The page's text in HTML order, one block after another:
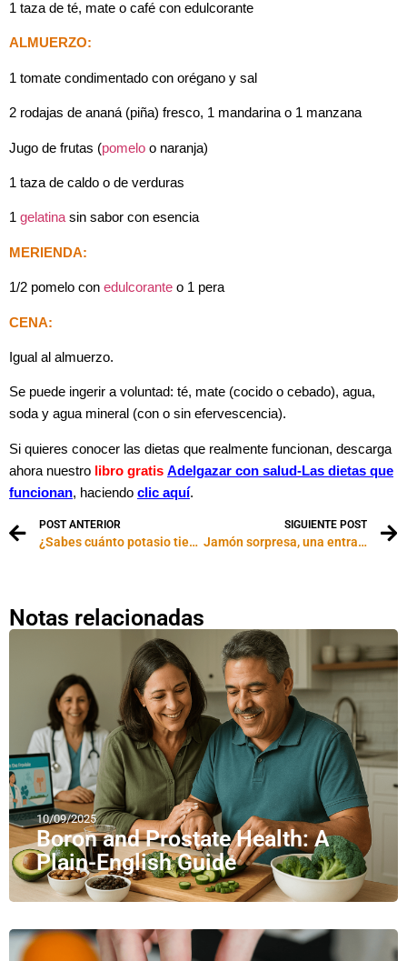
1 taza de té, mate o café con edulcorante
ALMUERZO:
1 tomate condimentado con orégano y sal
2 rodajas de ananá (piña) fresco, 1 mandarina o 1 manzana
Jugo de frutas (pomelo o naranja)
1 taza de caldo o de verduras
1 gelatinasin sabor con esencia
MERIENDA:
1/2 pomelo con edulcorante o 1 pera
CENA:
Igual al almuerzo.
Se puede ingerir a voluntad: té, mate (cocido o cebado), agua,
soda y agua mineral (con o sin efervescencia).
Si quieres conocer las dietas que realmente funcionan, descarga
ahora nuestro libro gratis Adelgazar con salud-Las dietas que
funcionan, haciendo clic aquí.
POST ANTERIOR
¿Sabes cuánto potasio tienen los alimentos que consumes?
SIGUIENTE POST
Jamón sorpresa, una entrada light para disfrutar
Notas relacionadas
10/09/2025
Boron and Prostate Health: A
Plain-English Guide